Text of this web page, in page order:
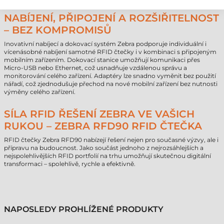
NABÍJENÍ, PŘIPOJENÍ A ROZŠIŘITELNOST
– BEZ KOMPROMISŮ
Inovativní nabíjecí a dokovací systém Zebra podporuje individuální i
vícenásobné nabíjení samotné RFID čtečky i v kombinaci s připojeným
mobilním zařízením. Dokovací stanice umožňují komunikaci přes
Micro-USB nebo Ethernet, což usnadňuje vzdálenou správu a
monitorování celého zařízení. Adaptéry lze snadno vyměnit bez použití
nářadí, což zjednodušuje přechod na nové mobilní zařízení bez nutnosti
výměny celého zařízení.
SÍLA RFID ŘEŠENÍ ZEBRA VE VAŠICH
RUKOU – ZEBRA RFD90 RFID ČTEČKA
RFID čtečky Zebra RFD90 nabízejí řešení nejen pro současné výzvy, ale i
přípravu na budoucnost. Jako součást jednoho z nejrozsáhlejších a
nejspolehlivějších RFID portfolií na trhu umožňují skutečnou digitální
transformaci – spolehlivě, rychle a efektivně.
NAPOSLEDY PROHLÍŽENÉ PRODUKTY